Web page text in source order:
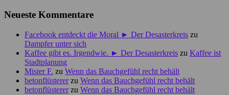
Neueste Kommentare
Facebook entdeckt die Moral ► Der Desasterkreis zu
Dampfer unter sich
Kaffee gibt es. Irgendwie. ► Der Desasterkreis zu Kaffee ist
Stadtplanung
Mister F. zu Wenn das Bauchgefühl recht behält
betonflüstererzu Wenn das Bauchgefühl recht behält
betonflüstererzu Wenn das Bauchgefühl recht behält